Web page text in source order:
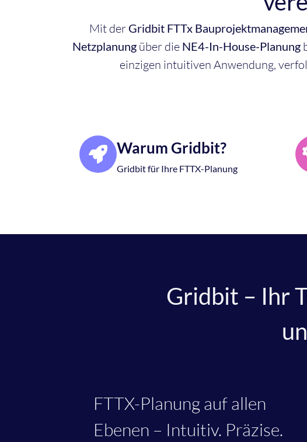
Mit der Gridbit FTTx
Netzplanungüber die NE4-In-House-Planung
einzigen intuitiven Anwendung,
Warum Gridbit?
Gridbit für Ihre FTTX-Planung
Gridbit – Ihr
FTTX-Planung auf allen
Ebenen – Intuitiv. Präzise.